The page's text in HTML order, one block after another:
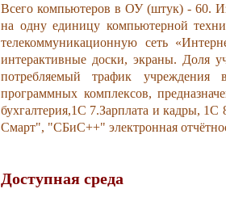
Всего компьютеров в ОУ (штук) - 60.
на одну единицу компьютерной
телекоммуникационную сеть
интерактивные доски, экраны. Доля
потребляемый трафик учреждения
программных комплексов,
бухгалтерия,1С 7.Зарплата и кадры,
Смарт", "СБиС++" электронная
Доступная среда